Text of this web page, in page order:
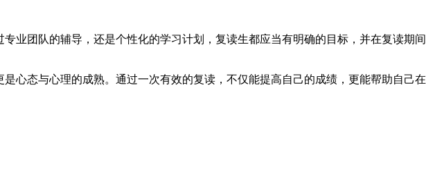
业团队的辅导，还是个性化的学习计划，复读生都应当有明确的目标，并在复读期间
态与心理的成熟。通过一次有效的复读，不仅能提高自己的成绩，更能帮助自己在